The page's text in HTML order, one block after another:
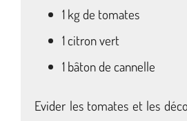
1 kg de tomates
1 citron vert
1 bâton de cannelle
Evider les tomates et les